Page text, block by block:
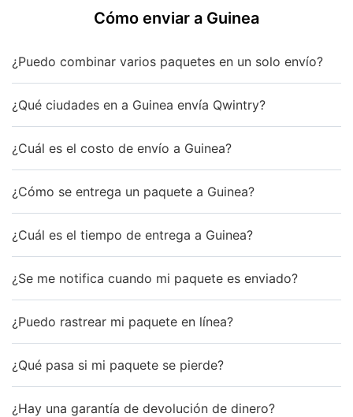
Cómo enviar a Guinea
¿Puedo combinar varios paquetes en un solo envío?
¿Qué ciudades en a Guinea envía Qwintry?
¿Cuál es el costo de envío a Guinea?
¿Cómo se entrega un paquete a Guinea?
¿Cuál es el tiempo de entrega a Guinea?
¿Se me notifica cuando mi paquete es enviado?
¿Puedo rastrear mi paquete en línea?
¿Qué pasa si mi paquete se pierde?
¿Hay una garantía de devolución de dinero?